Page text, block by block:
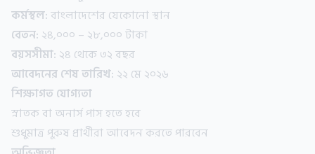
কর্মস্থল:বাংলাদেশের যেকোনো স্থান
বেতন: ২৪,০০০ – ২৮,০০০ টাকা
বয়সসীমা: ২৪ থেকে ৩২ বছর
আবেদনের শেষ তারিখ: ২২ মে ২০২৬
শিক্ষাগত যোগ্যতা
স্নাতক বা অনার্স পাস হতে হবে
শুধুমাত্র পুরুষ প্রার্থীরা আবেদন করতে পারবেন